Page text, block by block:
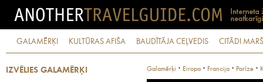
GALAMĒRĶI KULTŪRAS AFIŠA BAUDĪTĀJA CEĻVEDIS CITĀDI
IZVĒLIES GALAMĒRĶI Galamērķi · Eiropa · Francija · Parīze ·